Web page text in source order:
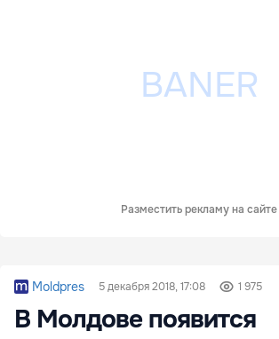
Разместить рекламу на сайте
Moldpres 5 декабря 2018, 17:08 1 975
В Молдове появится